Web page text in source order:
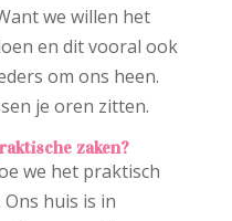
we willen het
en dit vooral ook
om ons heen.
je oren zitten.
zaken?
we het praktisch
huis is in